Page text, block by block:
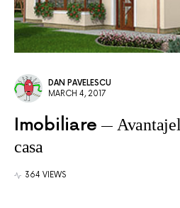
DAN PAVELESCU
MARCH 4, 2017
Imobiliare
casa
364 VIEWS